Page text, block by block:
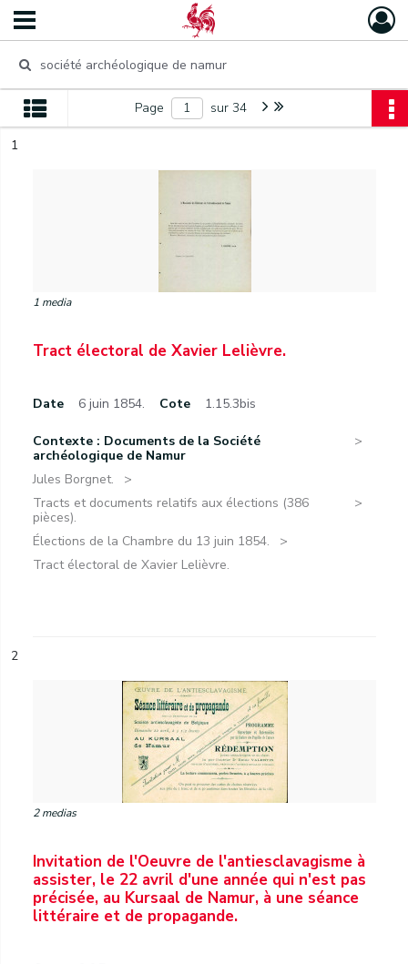
Page sur 34
1
1 media
Tract électoral de Xavier Lelièvre.
Date 6 juin 1854. Cote 1.15.3bis
Contexte : Documents de la Société
archéologique de Namur
Jules Borgnet.
Tracts et documents relatifs aux élections (386
pièces).
Élections de la Chambre du 13 juin 1854.
Tract électoral de Xavier Lelièvre.
2
2 medias
Invitation de l'Oeuvre de l'antiesclavagisme à
assister, le 22 avril d'une année qui n'est pas
précisée, au Kursaal de Namur, à une séance
littéraire et de propagande.